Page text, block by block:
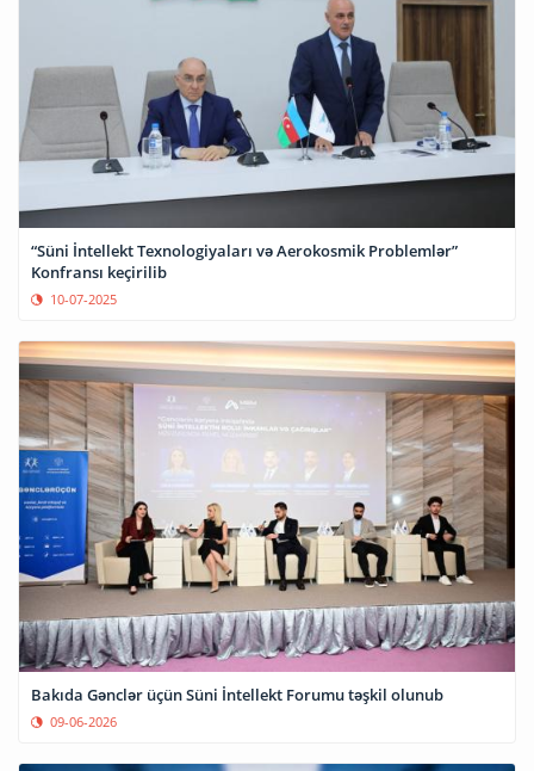
“Süni İntellekt Texnologiyaları və Aerokosmik Problemlər”
Konfransı keçirilib
10-07-2025
Bakıda Gənclər üçün Süni İntellekt Forumu təşkil olunub
09-06-2026